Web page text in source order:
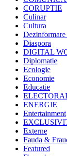
CORUPTIE
Culinar
Cultura
Diaspora
DIGITAL
Diplomatie
Ecologie
Economie
Educatie
ENERGIE
Entertainment
Externe
Fauda &
Featured